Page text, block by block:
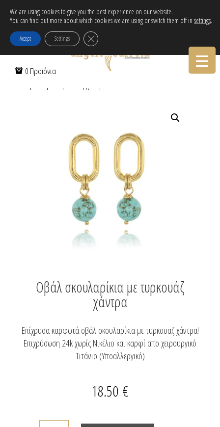
Δωρεάν αποστολή εντός Ελλάδας για αγορές άνω των 30€!
Tηλεφωνικες Παραγγελιες:30-2103222314
0 Προϊόντα
Αρχική Σελίδα/ Σκουλαρίκια
Οβάλ σκουλαρίκια με τυρκουάζ
χάντρα
Επίχρυσα καρφωτά οβάλ σκουλαρίκια με τυρκουαζ χάντρα!
Επιχρύσωση 24k χωρίς Νικέλιο και καρφί απο χειρουργικό
Τιτάνιο (Υποαλλεργικό)
18.50 €
We are using cookies to give you the best experience on our website.
You can find out more about which cookies we are using or switch them off in settings.
Accept Settings Κλείσιμο του Cookie banner για το GDPR